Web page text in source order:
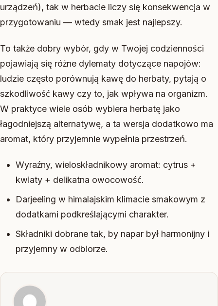
urządzeń), tak w herbacie liczy się konsekwencja w
przygotowaniu — wtedy smak jest najlepszy.
To także dobry wybór, gdy w Twojej codzienności
pojawiają się różne dylematy dotyczące napojów:
ludzie często porównują kawę do herbaty, pytają o
szkodliwość kawy czy to, jak wpływa na organizm.
W praktyce wiele osób wybiera herbatę jako
łagodniejszą alternatywę, a ta wersja dodatkowo ma
aromat, który przyjemnie wypełnia przestrzeń.
Wyraźny, wieloskładnikowy aromat: cytrus +
kwiaty + delikatna owocowość.
Darjeeling w himalajskim klimacie smakowym z
dodatkami podkreślającymi charakter.
Składniki dobrane tak, by napar był harmonijny i
przyjemny w odbiorze.